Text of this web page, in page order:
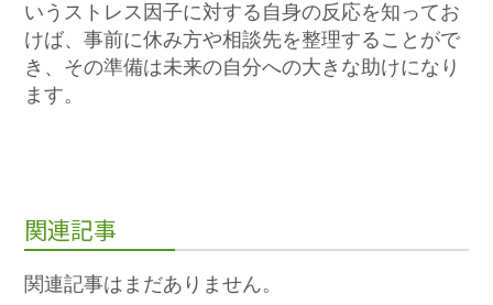
いうストレス因子に対する自身の反応を知ってお
けば、事前に休み方や相談先を整理することがで
き、その準備は未来の自分への大きな助けになり
ます。
関連記事
関連記事はまだありません。